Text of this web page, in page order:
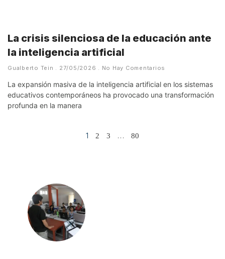
La crisis silenciosa de la educación ante
la inteligencia artificial
Gualberto Tein 27/05/2026 No Hay Comentarios
La expansión masiva de la inteligencia artificial en los sistemas
educativos contemporáneos ha provocado una transformación
profunda en la manera
1 2 3 … 80